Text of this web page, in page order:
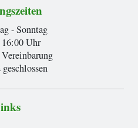
- Sonntag
16:00 Uhr